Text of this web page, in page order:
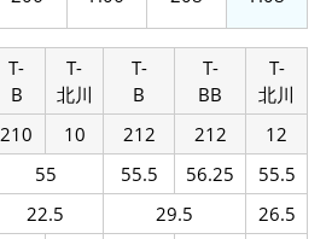
T-
B
T-
北川
T-
B
T-
BB
T-
北川
210
10 212 212
12
55 55.5 56.25
55.5
22.5 29.5
26.5